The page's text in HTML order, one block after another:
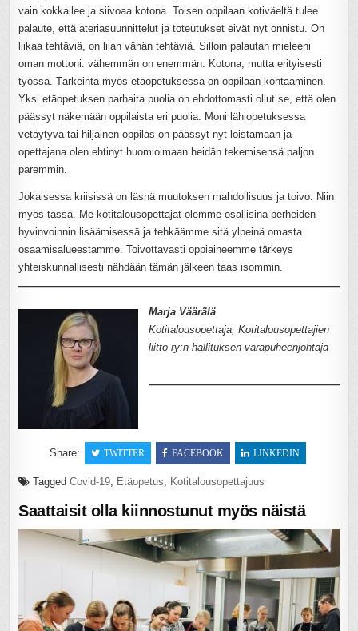
vain kokkailee ja siivoaa kotona. Toisen oppilaan kotiväeltä tulee
palaute, että ateriasuunnittelut ja toteutukset eivät nyt onnistu. On
liikaa tehtäviä, on liian vähän tehtäviä. Silloin palautan mieleeni
oman mottoni: vähemmän on enemmän. Kotona, mutta erityisesti
työssä. Tärkeintä myös etäopetuksessa on oppilaan kohtaaminen.
Yksi etäopetuksen parhaita puolia on ehdottomasti ollut se, että olen
päässyt näkemään oppilaista eri puolia. Moni lähiopetuksessa
vetäytyvä tai hiljainen oppilas on päässyt nyt loistamaan ja
opettajana olen ehtinyt huomioimaan heidän tekemisensä paljon
paremmin.
Jokaisessa kriisissä on läsnä muutoksen mahdollisuus ja toivo. Niin
myös tässä. Me kotitalousopettajat olemme osallisina perheiden
hyvinvoinnin lisäämisessä ja tehkäämme sitä ylpeinä omasta
osaamisalueestamme. Toivottavasti oppiaineemme tärkeys
yhteiskunnallisesti nähdään tämän jälkeen taas isommin.
Marja Väärälä
Kotitalousopettaja, Kotitalousopettajien
liitto ry:n hallituksen varapuheenjohtaja
Share: TWITTER FACEBOOK LINKEDIN
TaggedCovid-19, Etäopetus, Kotitalousopettajuus
Saattaisit olla kiinnostunut myös näistä